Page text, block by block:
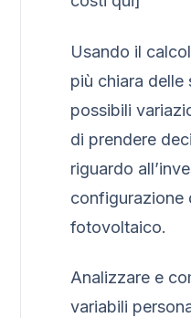
Usando il
più chiara delle
possibili
di prendere
riguardo
configurazione
fotovoltaico.
Analizzare e
variabili